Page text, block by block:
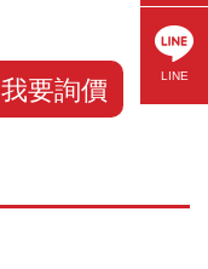
我要詢價 LINE